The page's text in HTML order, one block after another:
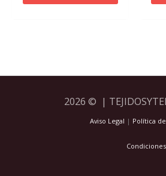
2026 © |
Aviso Legal | Política